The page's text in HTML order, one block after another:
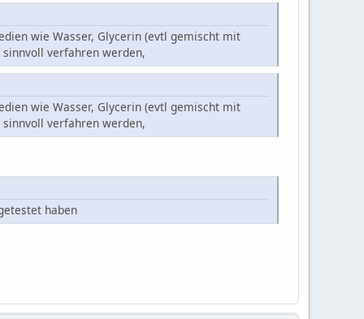
wie Wasser, Glycerin (evtl gemischt mit
verfahren werden,
wie Wasser, Glycerin (evtl gemischt mit
verfahren werden,
haben